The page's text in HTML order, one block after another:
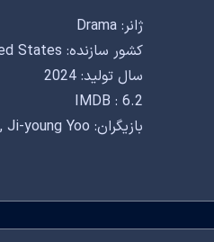
ژانر: Drama
کشور سازنده: United States
سال تولید: 2024
IMDB : 6.2
بازیگران: Nicole Kidman, Sarayu Blue, Ji-young Yoo